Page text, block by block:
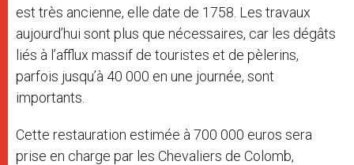
est très ancienne, elle date de 1758. Les travaux
aujourd’hui sont plus que nécessaires, car les dégâts
liés à l’afflux massif de touristes et de pèlerins,
parfois jusqu’à 40 000 en une journée, sont
importants.
Cette restauration estimée à 700 000 euros sera
prise en charge par les Chevaliers de Colomb,